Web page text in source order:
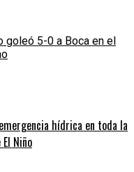
goleó 5-0 a Boca en el
hídrica en toda la
Niño